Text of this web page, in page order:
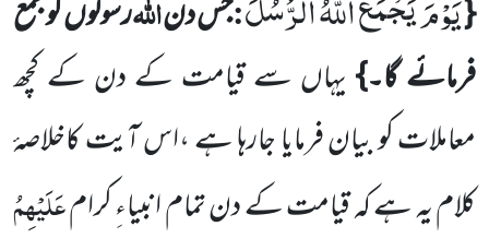
{
جس دن رسولوں کو جمع
فرمائے گا۔}یہاں سے قیامت کے دن کے کچھ
معاملات کو بیان فرمایا جارہا ہے ،اس آیت کاخلاصۂ
کلام یہ ہے کہ قیامت کے دن تمام انبیاءِ کرامعَلَیْہِمُ